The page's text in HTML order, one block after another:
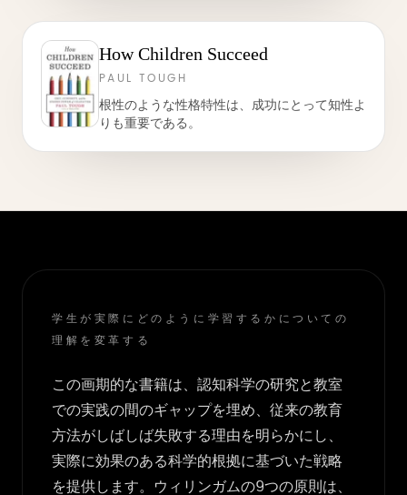
How Children Succeed
PAUL TOUGH
根性のような性格特性は、成功にとって知性よ
りも重要である。
学生が実際にどのように学習するかについての
理解を変革する
この画期的な書籍は、認知科学の研究と教室
での実践の間のギャップを埋め、従来の教育
方法がしばしば失敗する理由を明らかにし、
実際に効果のある科学的根拠に基づいた戦略
を提供します。ウィリンガムの9つの原則は、